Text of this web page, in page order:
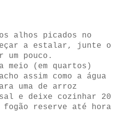
alhos picados no
a estalar, junte o
pouco.
meio (em quartos)
assim como a água
uma de arroz
e deixe cozinhar 20
reserve até hora